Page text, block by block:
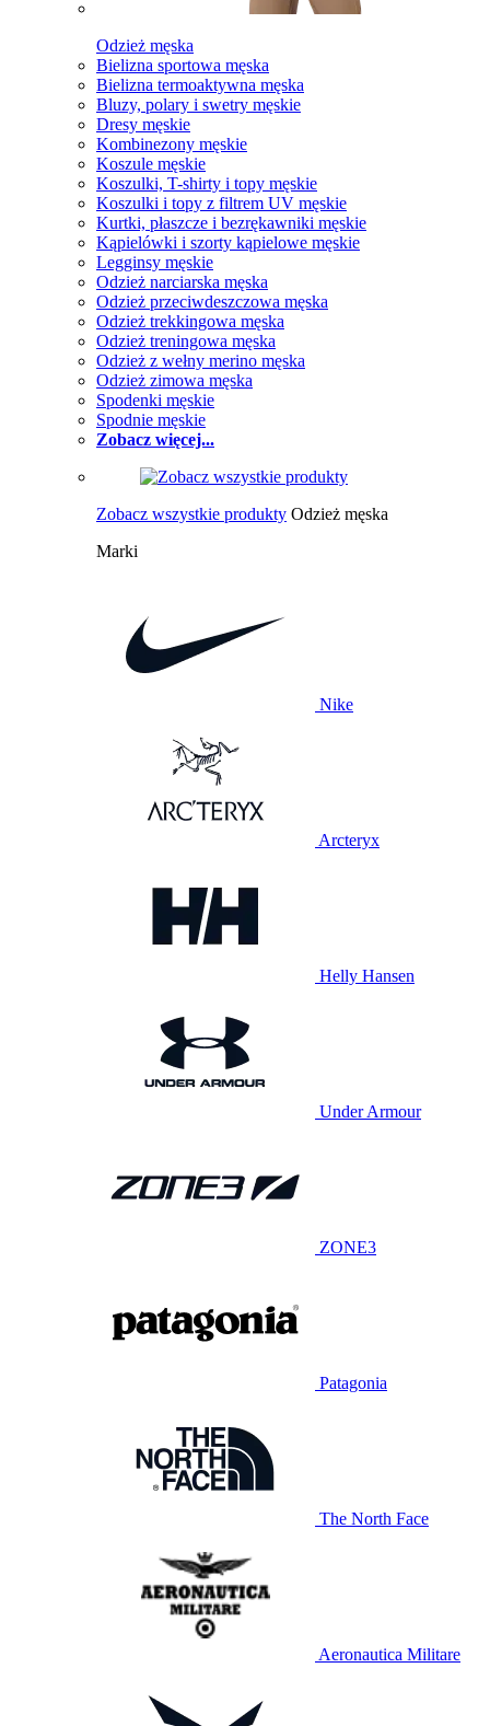
Odzież męska
Bielizna sportowa męska
Bielizna termoaktywna męska
Bluzy, polary i swetry męskie
Dresy męskie
Kombinezony męskie
Koszule męskie
Koszulki, T-shirty i topy męskie
Koszulki i topy z filtrem UV męskie
Kurtki, płaszcze i bezrękawniki męskie
Kąpielówki i szorty kąpielowe męskie
Legginsy męskie
Odzież narciarska męska
Odzież przeciwdeszczowa męska
Odzież trekkingowa męska
Odzież treningowa męska
Odzież z wełny merino męska
Odzież zimowa męska
Spodenki męskie
Spodnie męskie
Zobacz więcej...
Zobacz wszystkie produkty Odzież męska
Marki
Nike
Arcteryx
Helly Hansen
Under Armour
ZONE3
Patagonia
The North Face
Aeronautica Militare